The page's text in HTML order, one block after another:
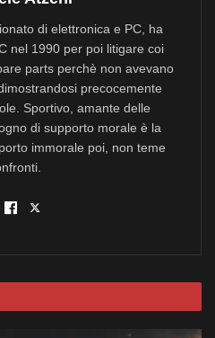
di elettronica e PC, ha
nel 1990 per poi litigare coi
parts perchè non avevano
precocemente
Sportivo, amante delle
di supporto morale è la
immorale poi, non teme